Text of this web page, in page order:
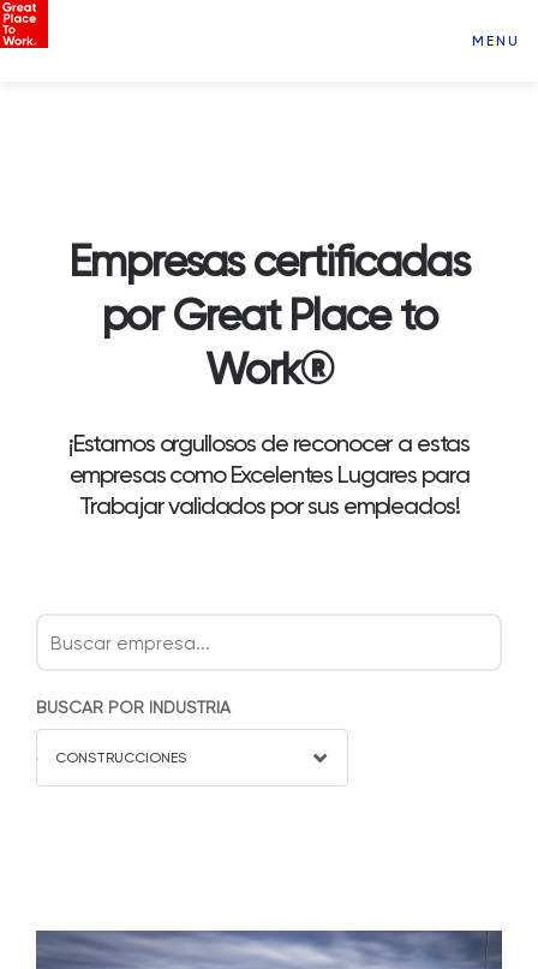
MENU
Empresas certificadas
por Great Place to
Work®
¡Estamos orgullosos de reconocer a estas
empresas como Excelentes Lugares para
Trabajar validados por sus empleados!
BUSCAR POR INDUSTRIA
CONSTRUCCIONES